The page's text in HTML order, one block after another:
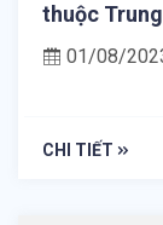
thuộc
01/9/2023
01/08/
CHI TIẾT